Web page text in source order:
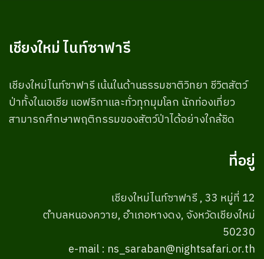
เชียงใหม่ ไนท์ซาฟารี
เชียงใหม่ไนท์ซาฟารี เน้นในด้านธรรมชาติวิทยา ชีวิตสัตว์
ป่าทั้งในเอเชีย แอฟริกาและทั่วทุกมุมโลก นักท่องเที่ยว
สามารถศึกษาพฤติกรรมของสัตว์ป่าได้อย่างใกล้ชิด
ที่อยู่
เชียงใหม่ไนท์ซาฟารี , 33 หมู่ที่ 12
ตำบลหนองควาย, อำเภอหางดง, จังหวัดเชียงใหม่
50230
e-mail : ns_saraban@nightsafari.or.th